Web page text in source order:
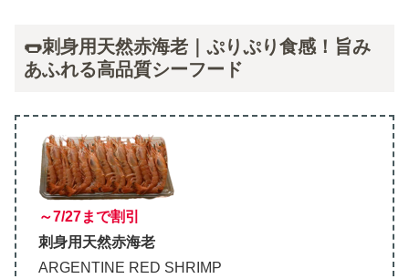
🌭刺身用天然赤海老｜ぷりぷり食感！旨み
あふれる高品質シーフード
～7/27まで割引
刺身用天然赤海老
ARGENTINE RED SHRIMP